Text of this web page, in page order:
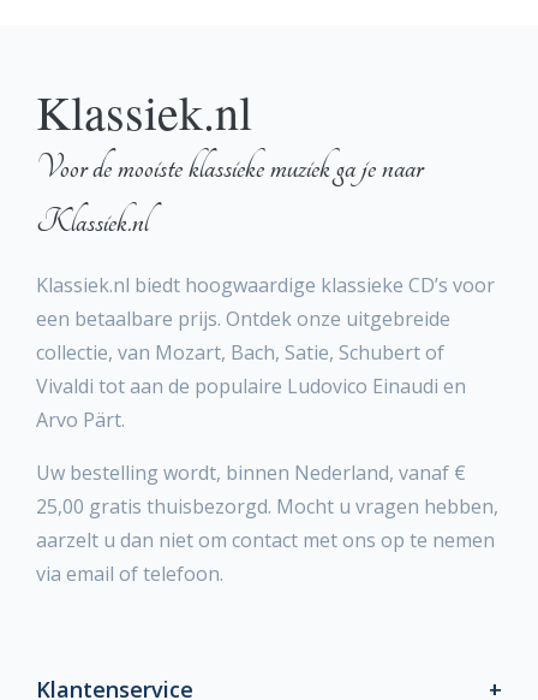
Klassiek.nl
Voor de mooiste klassieke muziek ga je naar
Klassiek.nl
Klassiek.nl biedt hoogwaardige klassieke CD’s voor
een betaalbare prijs. Ontdek onze uitgebreide
collectie, van Mozart, Bach, Satie, Schubert of
Vivaldi tot aan de populaire Ludovico Einaudi en
Arvo Pärt.
Uw bestelling wordt, binnen Nederland, vanaf €
25,00 gratis thuisbezorgd. Mocht u vragen hebben,
aarzelt u dan niet om contact met ons op te nemen
via email of telefoon.
Klantenservice